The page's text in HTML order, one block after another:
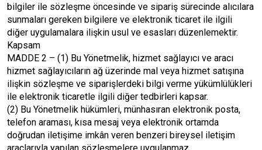
bilgiler ile sözleşme öncesinde ve sipariş sürecinde alıcılara
sunmaları gereken bilgilere ve elektronik ticaret ile ilgili
diğer uygulamalara ilişkin usul ve esasları düzenlemektir.
Kapsam
MADDE 2 – (1) Bu Yönetmelik, hizmet sağlayıcı ve aracı
hizmet sağlayıcıların ağ üzerinde mal veya hizmet satışına
ilişkin sözleşme ve siparişlerdeki bilgi verme yükümlülükleri
ile elektronik ticaretle ilgili diğer tedbirleri kapsar.
(2) Bu Yönetmelik hükümleri, münhasıran elektronik posta,
telefon araması, kısa mesaj veya elektronik ortamda
doğrudan iletişime imkân veren benzeri bireysel iletişim